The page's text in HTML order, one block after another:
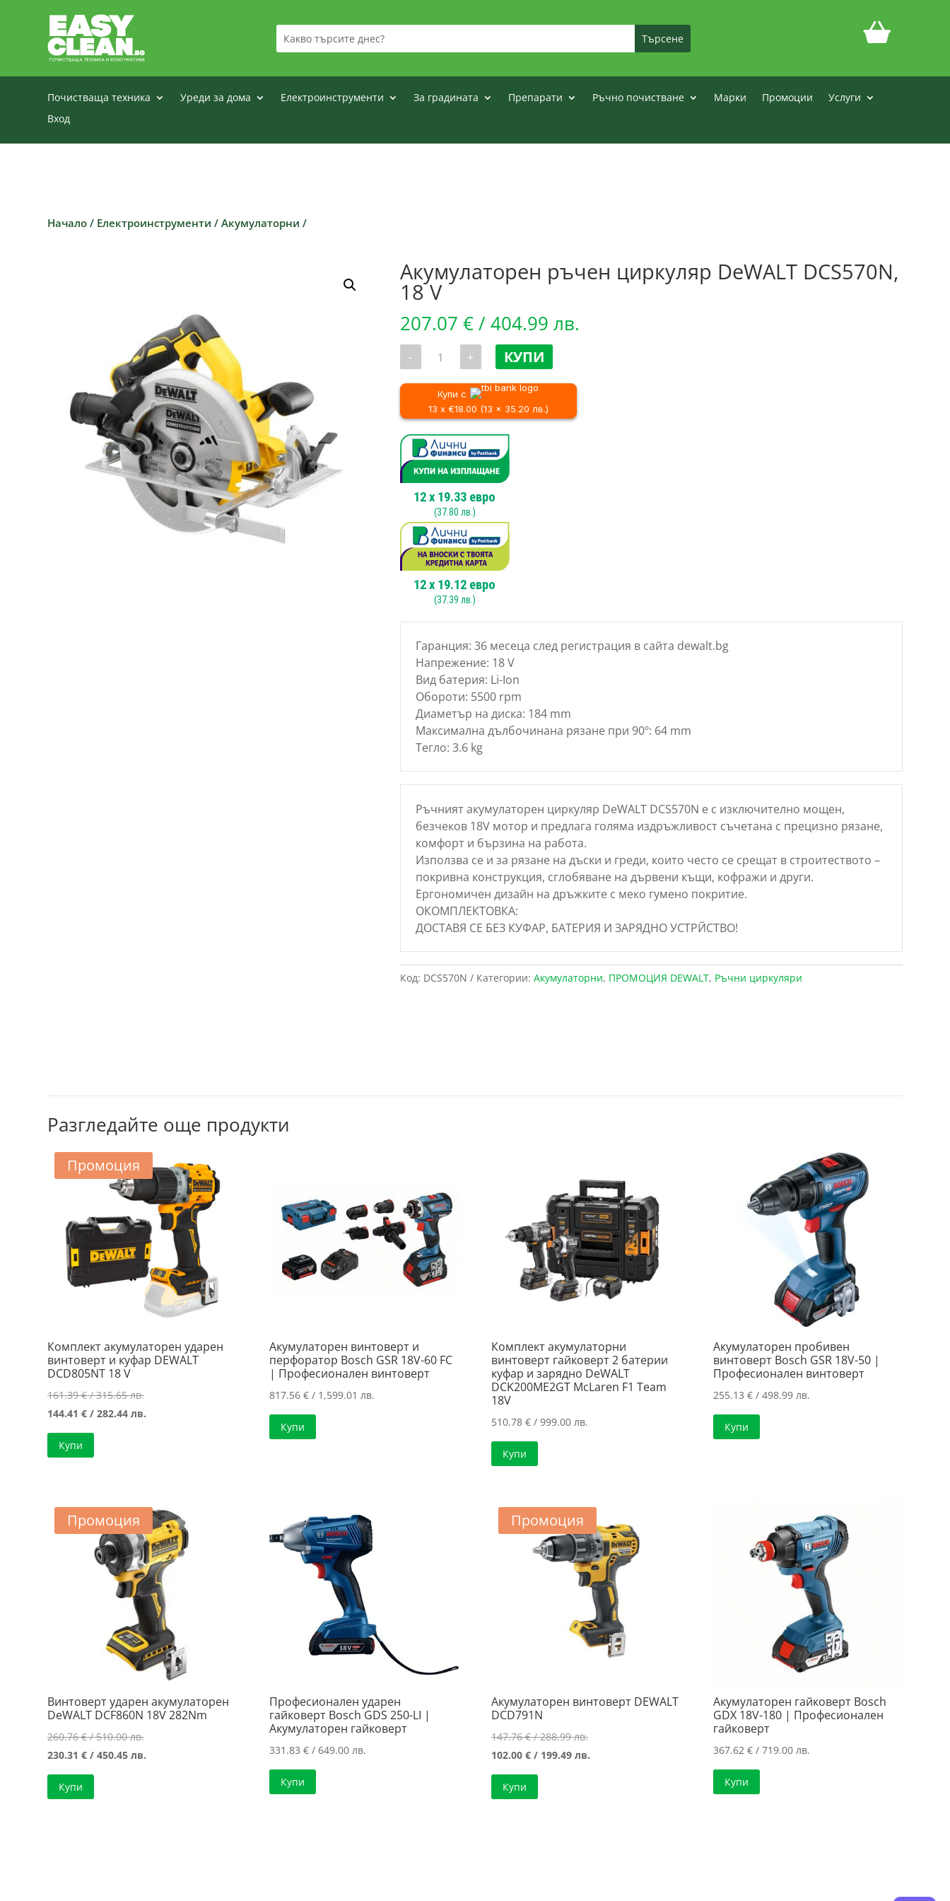
Почистваща техника Уреди за дома Електроинструменти За градината Препарати Ръчно почистване Марки Промоции
Услуги
Вход
Начало / Електроинструменти /Акумулаторни /
Акумулаторен ръчен циркуляр DeWALT DCS570N,
18 V
207.07 €/ 404.99 лв.
- количество
Акумулаторен
ръчен
циркуляр
DeWALT
DCS570N,
V
+ КУПИ
Купи с
13 x €18.00 (13 x 35.20 лв.)
12x 19.33 евро
(37.80 лв.)
12x 19.12 евро
(37.39 лв.)
Гаранция: 36 месеца след регистрация в сайта dewalt.bg
Напрежение: 18 V
Вид батерия: Li-Ion
Обороти: 5500 rpm
Диаметър на диска: 184 mm
Максимална дълбочинана рязане при 90º: 64 mm
Тегло: 3.6 kg
Ръчният акумулаторен циркуляр DeWALT DCS570N е с изключително мощен,
безчеков 18V мотор и предлага голяма издръжливост съчетана с прецизно рязане,
комфорт и бързина на работа.
Използва се и за рязане на дъски и греди, които често се срещат в строитеството –
покривна конструкция, сглобяване на дървени къщи, кофражи и други.
Ергономичен дизайн на дръжките с меко гумено покритие.
ОКОМПЛЕКТОВКА:
ДОСТАВЯ СЕ БЕЗ КУФАР, БАТЕРИЯ И ЗАРЯДНО УСТРЙСТВО!
Код: DCS570N Категории: Акумулаторни, ПРОМОЦИЯ DEWALT, Ръчни циркуляри
Разгледайте още продукти
Промоция
Комплект акумулаторен ударен
винтоверт и куфар DEWALT
DCD805NT 18 V
161.39€/ 315.65 лв.Original
price
144.41€ / 282.44 лв.
282.44 лв..
Купи
Акумулаторен винтоверт и
перфоратор Bosch GSR 18V-60 FC
| Професионален винтоверт
817.56€ / 1,599.01 лв.
Купи
Комплект акумулаторни
винтоверт гайковерт 2 батерии
куфар и зарядно DeWALT
DCK200ME2GT McLaren F1 Team
18V
510.78 €/ 999.00 лв.
Купи
Акумулаторен пробивен
винтоверт Bosch GSR 18V-50 |
Професионален винтоверт
255.13 €/ 498.99 лв.
Купи
Промоция
Винтоверт ударен акумулаторен
DeWALT DCF860N 18V 282Nm
260.76€/ 510.00 лв.Original
price
230.31€ / 450.45 лв.
Купи
Професионален ударен
гайковерт Bosch GDS 250-LI |
Акумулаторен гайковерт
331.83€ / 649.00 лв.
Купи
Промоция
Акумулаторен винтоверт DEWALT
DCD791N
147.76€/ 288.99 лв.Original
price
102.00 €/ 199.49 лв.Текущата
Купи
Акумулаторен гайковерт Bosch
GDX 18V-180 | Професионален
гайковерт
367.62 €/ 719.00 лв.
Купи